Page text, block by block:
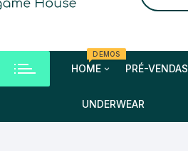
HOME
DEMOS
Free Demo one
PRÉ-VENDAS
UNDERWEAR